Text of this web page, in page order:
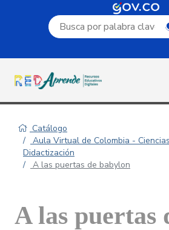
Campo de búsqueda por
Catálogo
Aula Virtual de Colombia -
Didactización
A las puertas de babylon
A las puertas